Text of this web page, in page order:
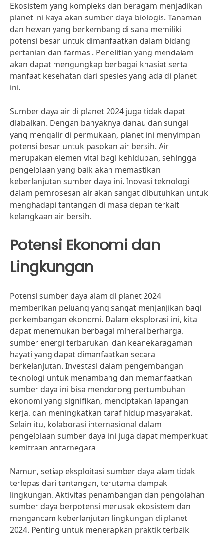
Ekosistem yang kompleks dan beragam menjadikan
planet ini kaya akan sumber daya biologis. Tanaman
dan hewan yang berkembang di sana memiliki
potensi besar untuk dimanfaatkan dalam bidang
pertanian dan farmasi. Penelitian yang mendalam
akan dapat mengungkap berbagai khasiat serta
manfaat kesehatan dari spesies yang ada di planet
ini.
Sumber daya air di planet 2024 juga tidak dapat
diabaikan. Dengan banyaknya danau dan sungai
yang mengalir di permukaan, planet ini menyimpan
potensi besar untuk pasokan air bersih. Air
merupakan elemen vital bagi kehidupan, sehingga
pengelolaan yang baik akan memastikan
keberlanjutan sumber daya ini. Inovasi teknologi
dalam pemrosesan air akan sangat dibutuhkan untuk
menghadapi tantangan di masa depan terkait
kelangkaan air bersih.
Potensi Ekonomi dan
Lingkungan
Potensi sumber daya alam di planet 2024
memberikan peluang yang sangat menjanjikan bagi
perkembangan ekonomi. Dalam eksplorasi ini, kita
dapat menemukan berbagai mineral berharga,
sumber energi terbarukan, dan keanekaragaman
hayati yang dapat dimanfaatkan secara
berkelanjutan. Investasi dalam pengembangan
teknologi untuk menambang dan memanfaatkan
sumber daya ini bisa mendorong pertumbuhan
ekonomi yang signifikan, menciptakan lapangan
kerja, dan meningkatkan taraf hidup masyarakat.
Selain itu, kolaborasi internasional dalam
pengelolaan sumber daya ini juga dapat memperkuat
kemitraan antarnegara.
Namun, setiap eksploitasi sumber daya alam tidak
terlepas dari tantangan, terutama dampak
lingkungan. Aktivitas penambangan dan pengolahan
sumber daya berpotensi merusak ekosistem dan
mengancam keberlanjutan lingkungan di planet
2024. Penting untuk menerapkan praktik terbaik